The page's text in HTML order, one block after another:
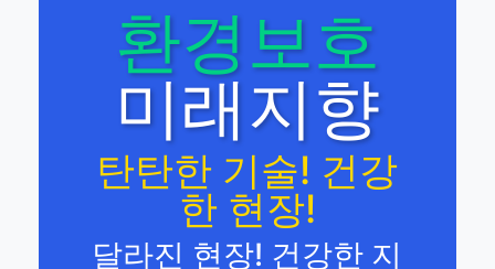
환경보호
미래지향
탄탄한 기술! 건강
한 현장!
달라진 현장! 건강한 지